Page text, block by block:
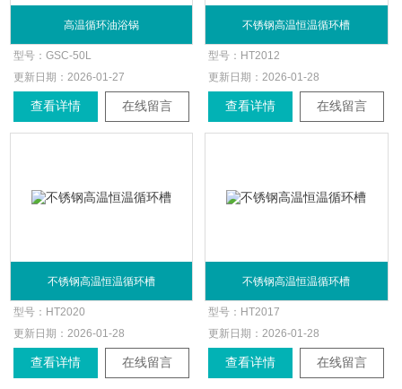
高温循环油浴锅
型号：GSC-50L
更新日期： 2026-01-27
查看详情 在线留言
不锈钢高温恒温循环槽
型号： HT2012
更新日期： 2026-01-28
查看详情 在线留言
不锈钢高温恒温循环槽
型号： HT2020
更新日期：2026-01-28
查看详情 在线留言
不锈钢高温恒温循环槽
型号： HT2017
更新日期：2026-01-28
查看详情 在线留言